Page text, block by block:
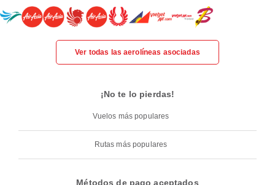
Ver todas las aerolíneas asociadas
¡No te lo pierdas!
Vuelos más populares
Rutas más populares
Métodos de pago aceptados